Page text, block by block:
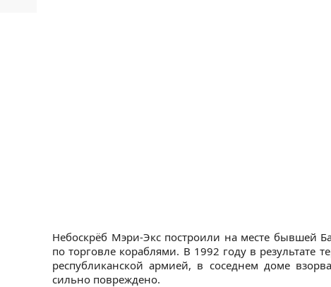
Небоскрёб Мэри-Экс построили на месте бывшей
по торговле кораблями. В 1992 году в результате
республиканской армией, в соседнем доме
сильно повреждено.